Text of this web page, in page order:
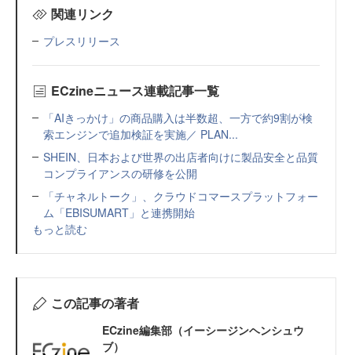
関連リンク
プレスリリース
ECzineニュース連載記事一覧
「AIきっかけ」の商品購入は半数超、一方で約9割が検
索エンジンで追加検証を実施／ PLAN...
SHEIN、日本および世界の出店者向けに製品安全と品質
コンプライアンスの研修を公開
「チャネルトーク」、クラウドコマースプラットフォー
ム「EBISUMART」と連携開始
もっと読む
この記事の著者
ECzine編集部（イーシージンヘンシュウ
ブ）